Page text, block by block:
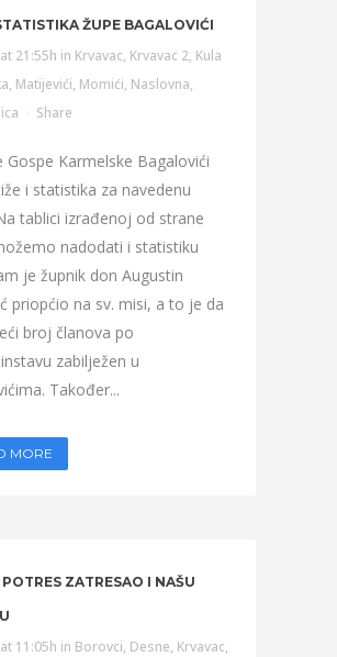
ŽUPE BAGALOVIĆI
21:55h in Krvavac, Krvavac 2, Kula
, Matijevići, Momići, Naslovna,
Share
Gospe Karmelske Bagalovići
i statistika za navedenu
tablici izrađenoj od strane
nadodati i statistiku
je župnik don Augustin
priopćio na sv. misi, a to je da
broj članova po
zabilježen u
Također...
MORE
POTRES ZATRESAO I NAŠU
11:05h in Borovci, Desne, Krvavac,